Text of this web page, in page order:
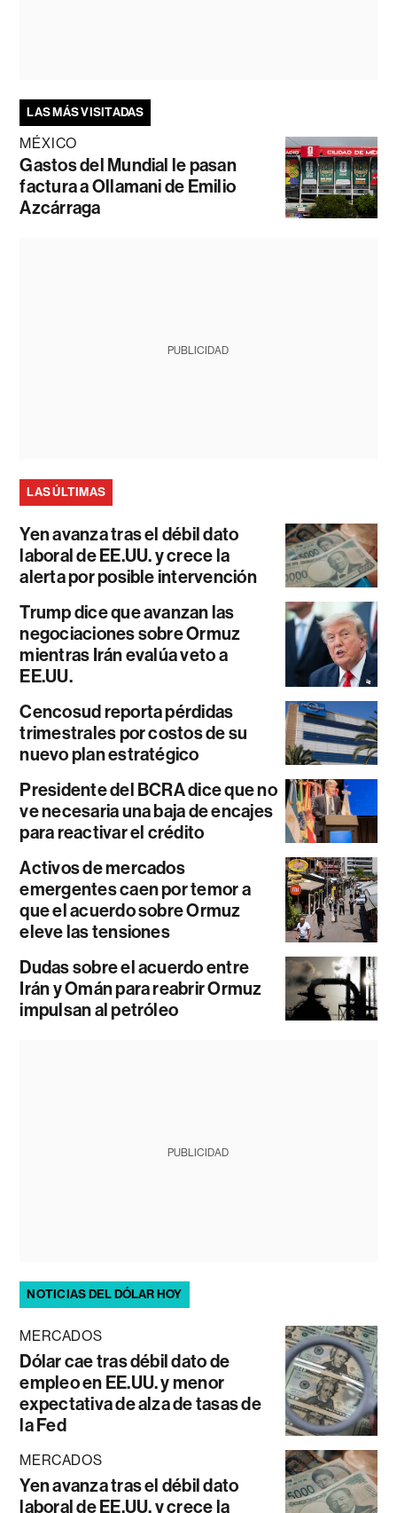
LAS MÁS VISITADAS
MÉXICO
Gastos del Mundial le pasan
factura a Ollamani de Emilio
Azcárraga
PUBLICIDAD
LAS ÚLTIMAS
Yen avanza tras el débil dato
laboral de EE.UU. y crece la
alerta por posible intervención
Trump dice que avanzan las
negociaciones sobre Ormuz
mientras Irán evalúa veto a
EE.UU.
Cencosud reporta pérdidas
trimestrales por costos de su
nuevo plan estratégico
Presidente del BCRA dice que no
ve necesaria una baja de encajes
para reactivar el crédito
Activos de mercados
emergentes caen por temor a
que el acuerdo sobre Ormuz
eleve las tensiones
Dudas sobre el acuerdo entre
Irán y Omán para reabrir Ormuz
impulsan al petróleo
PUBLICIDAD
NOTICIAS DEL DÓLAR HOY
MERCADOS
Dólar cae tras débil dato de
empleo en EE.UU. y menor
expectativa de alza de tasas de
la Fed
MERCADOS
Yen avanza tras el débil dato
laboral de EE.UU. y crece la